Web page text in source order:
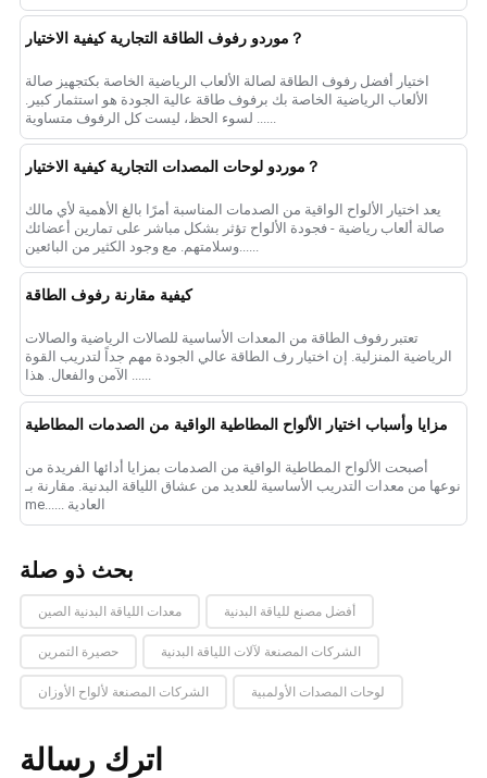
موردو رفوف الطاقة التجارية كيفية الاختيار？
اختيار أفضل رفوف الطاقة لصالة الألعاب الرياضية الخاصة بكتجهيز صالة
الألعاب الرياضية الخاصة بك برفوف طاقة عالية الجودة هو استثمار كبير.
لسوء الحظ، ليست كل الرفوف متساوية ......
موردو لوحات المصدات التجارية كيفية الاختيار？
يعد اختيار الألواح الواقية من الصدمات المناسبة أمرًا بالغ الأهمية لأي مالك
صالة ألعاب رياضية - فجودة الألواح تؤثر بشكل مباشر على تمارين أعضائك
وسلامتهم. مع وجود الكثير من البائعين......
كيفية مقارنة رفوف الطاقة
تعتبر رفوف الطاقة من المعدات الأساسية للصالات الرياضية والصالات
الرياضية المنزلية. إن اختيار رف الطاقة عالي الجودة مهم جداً لتدريب القوة
الآمن والفعال. هذا ......
مزايا وأسباب اختيار الألواح المطاطية الواقية من الصدمات المطاطية
أصبحت الألواح المطاطية الواقية من الصدمات بمزايا أدائها الفريدة من
نوعها من معدات التدريب الأساسية للعديد من عشاق اللياقة البدنية. مقارنة بـ
me...... العادية
بحث ذو صلة
معدات اللياقة البدنية الصين أفضل مصنع للياقة البدنية
حصيرة التمرين الشركات المصنعة لآلات اللياقة البدنية
الشركات المصنعة لألواح الأوزان لوحات المصدات الأولمبية
اترك رسالة